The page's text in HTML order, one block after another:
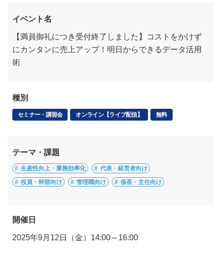
イベント名
【満員御礼につき受付終了しました】コストをかけず
にカンタンに売上アップ！明日からできるデータ活用
術
種別
セミナー・講習会 オンライン【ライブ配信】 無料
テーマ・課題
生産性向上・業務効率化 代表・経営者向け
役員・幹部向け 管理職向け 係長・主任向け
開催日
2025年9月12日（金）14:00～16:00